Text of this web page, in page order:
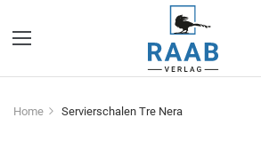
Home Servierschalen Tre Nera